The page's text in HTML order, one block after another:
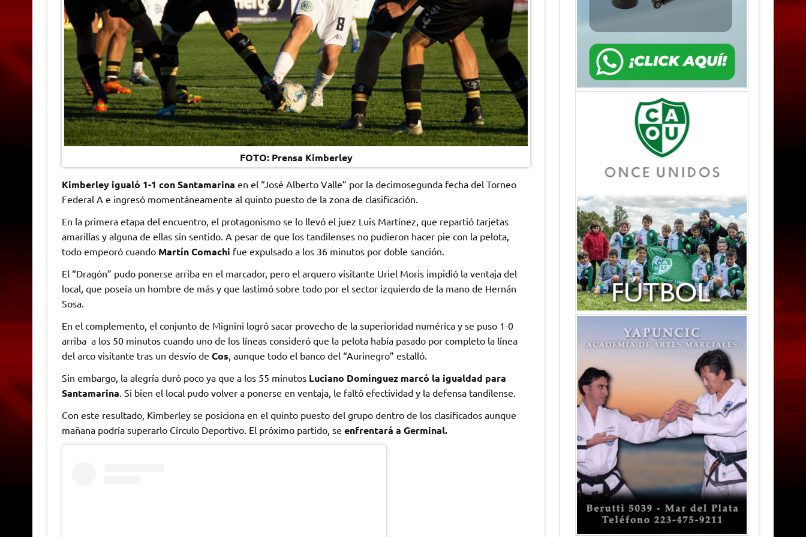
FOTO: Prensa Kimberley
Kimberley igualó 1-1 con Santamarina en el “José Alberto Valle” por la decimosegunda fecha del Torneo
Federal A e ingresó momentáneamente al quinto puesto de la zona de clasificación.
En la primera etapa del encuentro, el protagonismo se lo llevó el juez Luis Martínez, que repartió tarjetas
amarillas y alguna de ellas sin sentido. A pesar de que los tandilenses no pudieron hacer pie con la pelota,
todo empeoró cuando Martín Comachi fue expulsado a los 36 minutos por doble sanción.
El “Dragón” pudo ponerse arriba en el marcador, pero el arquero visitante Uriel Moris impidió la ventaja del
local, que poseía un hombre de más y que lastimó sobre todo por el sector izquierdo de la mano de Hernán
Sosa.
En el complemento, el conjunto de Mignini logró sacar provecho de la superioridad numérica y se puso 1-0
arriba a los 50 minutos cuando uno de los líneas consideró que la pelota había pasado por completo la línea
del arco visitante tras un desvío de Cos , aunque todo el banco del “Aurinegro” estalló.
Sin embargo, la alegría duró poco ya que a los 55 minutos Luciano Domínguez marcó la igualdad para
Santamarina . Si bien el local pudo volver a ponerse en ventaja, le faltó efectividad y la defensa tandilense.
Con este resultado, Kimberley se posiciona en el quinto puesto del grupo dentro de los clasificados aunque
mañana podría superarlo Círculo Deportivo. El próximo partido, se enfrentará a Germinal.